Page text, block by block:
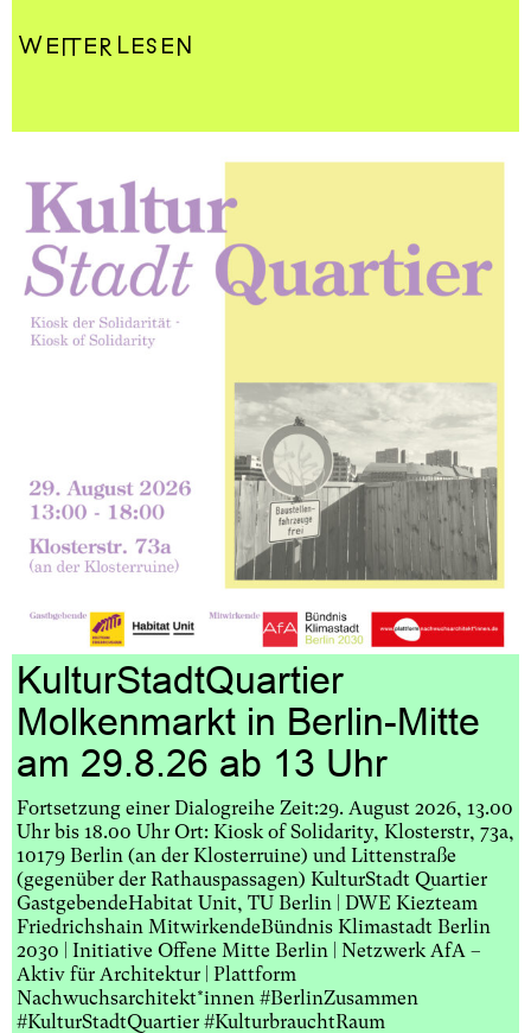
Weiterlesen
KulturStadtQuartier
Molkenmarkt in Berlin-Mitte
am 29.8.26 ab 13 Uhr
Fortsetzung einer Dialogreihe Zeit:29. August 2026, 13.00
Uhr bis 18.00 Uhr Ort: Kiosk of Solidarity, Klosterstr, 73a,
10179 Berlin (an der Klosterruine) und Littenstraße
(gegenüber der Rathauspassagen) KulturStadt Quartier
GastgebendeHabitat Unit, TU Berlin | DWE Kiezteam
Friedrichshain MitwirkendeBündnis Klimastadt Berlin
2030 | Initiative Offene Mitte Berlin | Netzwerk AfA –
Aktiv für Architektur | Plattform
Nachwuchsarchitekt*innen #BerlinZusammen
#KulturStadtQuartier #KulturbrauchtRaum